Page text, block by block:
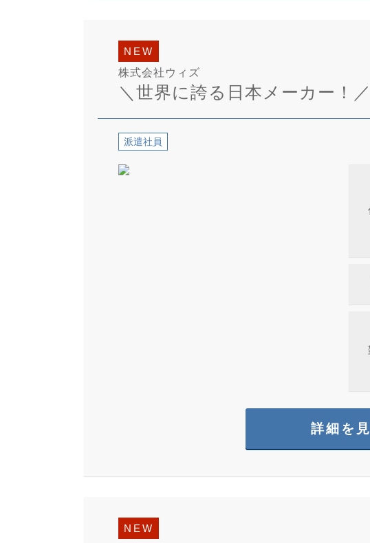
NEW
株式会社ウィズ
＼世界に誇る日本メーカー！
派遣社員
詳細を
NEW